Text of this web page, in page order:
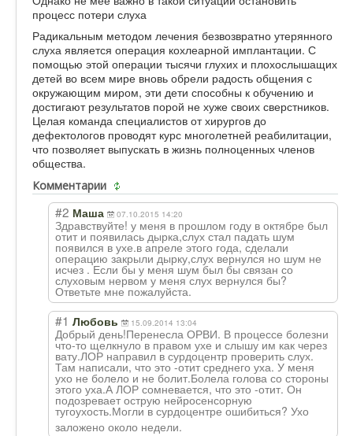
процесс потери слуха
Радикальным методом лечения безвозвратно утерянного
слуха является операция кохлеарной имплантации. С
помощью этой операции тысячи глухих и плохослышащих
детей во всем мире вновь обрели радость общения с
окружающим миром, эти дети способны к обучению и
достигают результатов порой не хуже своих сверстников.
Целая команда специалистов от хирургов до
дефектологов проводят курс многолетней реабилитации,
что позволяет выпускать в жизнь полноценных членов
общества.
Комментарии
#2 Маша 07.10.2015 14:20
Здравствуйте! у меня в прошлом году в октябре был
отит и появилась дырка,слух стал падать шум
появился в ухе.в апреле этого года, сделали
операцию закрыли дырку,слух вернулся но шум не
исчез . Если бы у меня шум был бы связан со
слуховым нервом у меня слух вернулся бы?
Ответьте мне пожалуйста.
#1 Любовь 15.09.2014 13:04
Добрый день!Перенесла ОРВИ. В процессе болезни
что-то щелкнуло в правом ухе и слышу им как через
вату.ЛОР направил в сурдоцентр проверить слух.
Там написали, что это -отит среднего уха. У меня
ухо не болело и не болит.Болела голова со стороны
этого уха.А ЛОР сомневается, что это -отит. Он
подозревает острую нейросенсорную
тугоухость.Могли в сурдоцентре ошибиться? Ухо
заложено около недели.